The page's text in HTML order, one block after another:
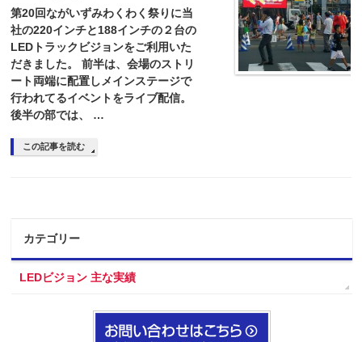
第20回ながいずみわくわく祭りに当
社の220インチと188インチの２台の
LEDトラックビジョンをご利用いた
だきました。 前半は、会場のストリ
ート両端に配置しメインステージで
行われてるイベントをライブ配信。
後半の部では、 …
この記事を読む
カテゴリー
LEDビジョン 主な実績